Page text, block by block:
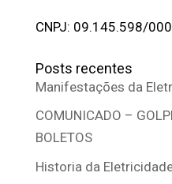
CNPJ: 09.145.598/
Posts recentes
Manifestações da
COMUNICADO –
BOLETOS
Historia da